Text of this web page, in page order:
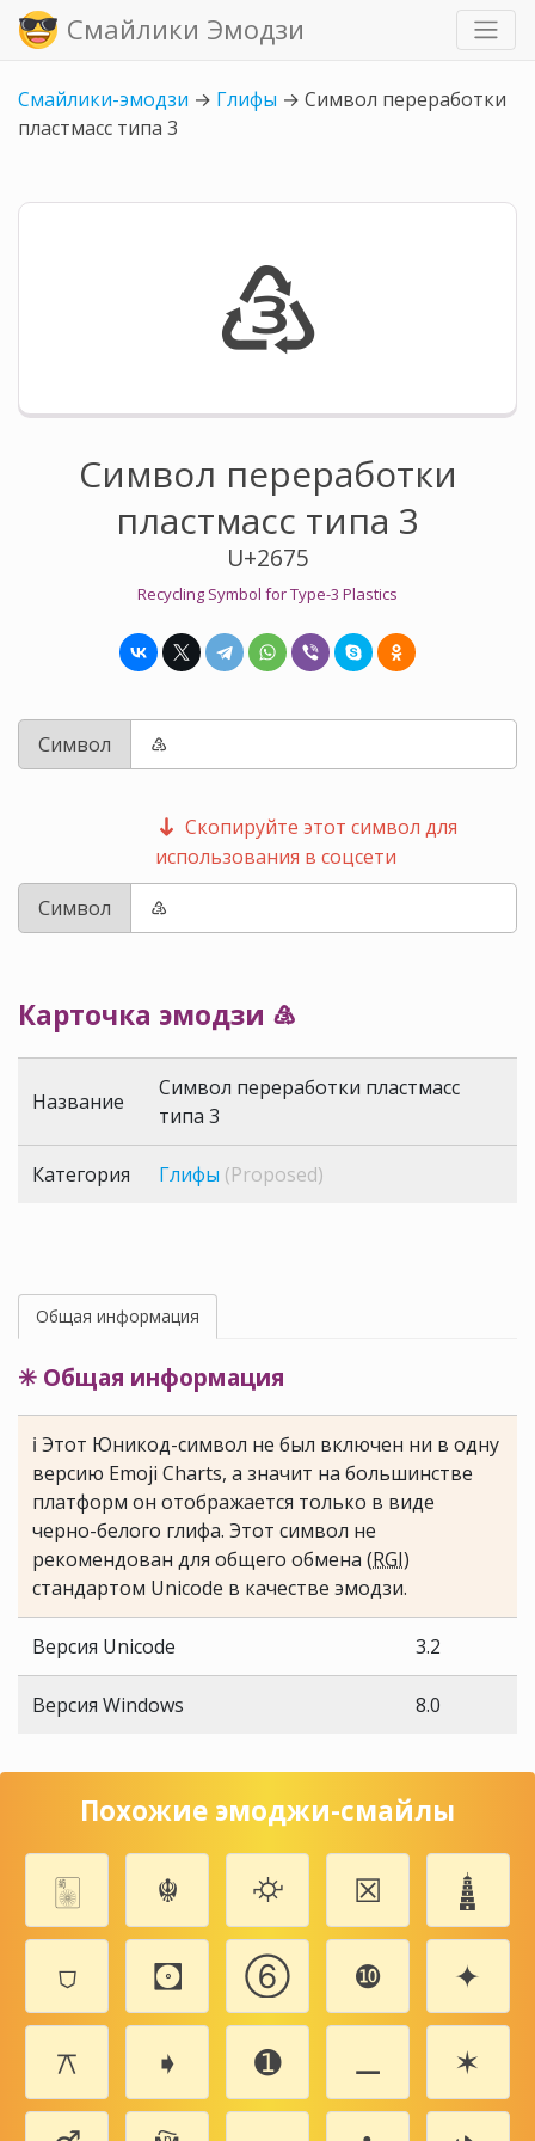
Смайлики Эмодзи
Смайлики-эмодзи → Глифы → Символ переработки
пластмасс типа 3
♵
Символ переработки
пластмасс типа 3
U+2675
Recycling Symbol for Type-3 Plastics
Символ
Скопируйте этот символ для
использования в соцсети
Символ
Карточка эмодзи ♵
Название
Символ переработки пластмасс
типа 3
Категория Глифы (Proposed)
Общая информация
✳ Общая информация
ℹ Этот Юникод-символ не был включен ни в одну
версию Emoji Charts, а значит на большинстве
платформ он отображается только в виде
черно-белого глифа. Этот символ не
рекомендован для общего обмена (RGI)
стандартом Unicode в качестве эмодзи.
Версия Unicode 3.2
Версия Windows 8.0
Похожие эмоджи-смайлы
🀥 ☬ ⛮ ☒
🛔
⛉
🖸 ➅ ❿
✦
⚻
➧ ➊ ⚊
✶